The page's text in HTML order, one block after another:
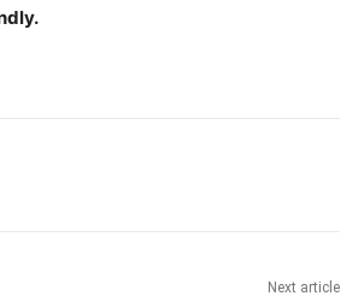
Next article